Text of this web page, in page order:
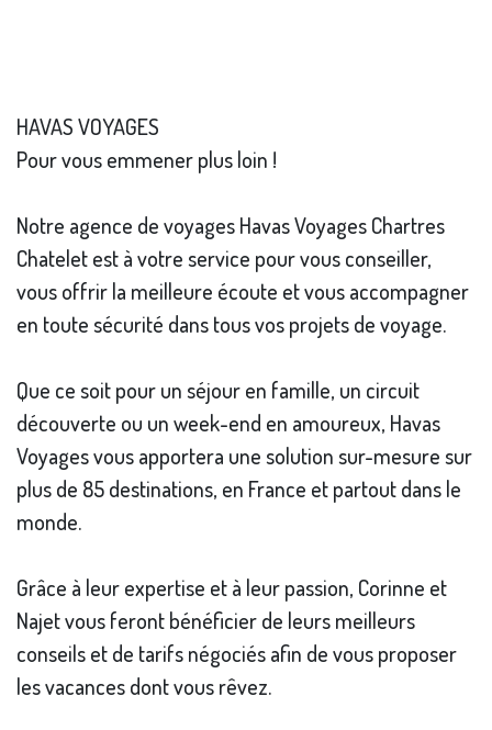
HAVAS VOYAGES
Pour vous emmener plus loin !
Notre agence de voyages Havas Voyages Chartres
Chatelet est à votre service pour vous conseiller,
vous offrir la meilleure écoute et vous accompagner
en toute sécurité dans tous vos projets de voyage.
Que ce soit pour un séjour en famille, un circuit
découverte ou un week-end en amoureux, Havas
Voyages vous apportera une solution sur-mesure sur
plus de 85 destinations, en France et partout dans le
monde.
Grâce à leur expertise et à leur passion, Corinne et
Najet vous feront bénéficier de leurs meilleurs
conseils et de tarifs négociés afin de vous proposer
les vacances dont vous rêvez.